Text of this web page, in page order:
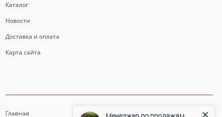
Каталог
Новости
Доставка и оплата
Карта сайта
Главная